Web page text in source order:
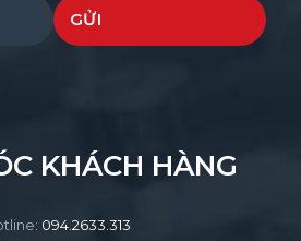
empty.
KHÁCH HÀNG
094.2633.313